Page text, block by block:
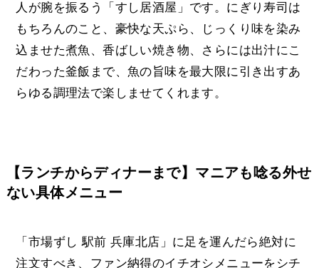
人が腕を振るう「すし居酒屋」です。にぎり寿司は
もちろんのこと、豪快な天ぷら、じっくり味を染み
込ませた煮魚、香ばしい焼き物、さらには出汁にこ
だわった釜飯まで、魚の旨味を最大限に引き出すあ
らゆる調理法で楽しませてくれます。
【ランチからディナーまで】マニアも唸る外せ
ない具体メニュー
「市場ずし 駅前 兵庫北店」に足を運んだら絶対に
注文すべき、ファン納得のイチオシメニューをシチ